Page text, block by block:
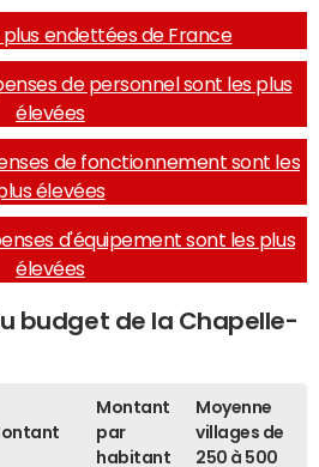
plus endettées de France
de personnel sont les plus
élevées
de fonctionnement sont les
élevées
d'équipement sont les plus
élevées
budget de la Chapelle-
Montant
par
habitant
Moyenne
villages de
250 à 500